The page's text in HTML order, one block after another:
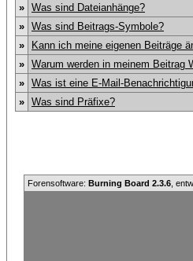
» Was sind Dateianhänge?
» Was sind Beitrags-Symbole?
»
Kann ich meine eigenen Beiträge
» Warum werden in meinem Beitrag
» Was ist eine E-Mail-
» Was sind Präfixe?
Forensoftware: Burning Board 2.3.6 ,